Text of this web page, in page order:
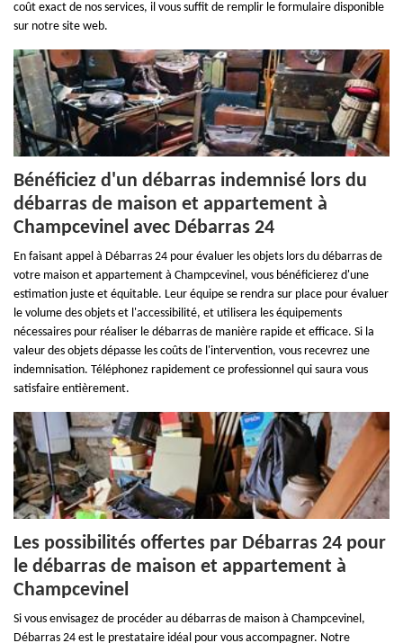
coût exact de nos services, il vous suffit de remplir le formulaire disponible
sur notre site web.
Bénéficiez d'un débarras indemnisé lors du
débarras de maison et appartement à
Champcevinel avec Débarras 24
En faisant appel à Débarras 24 pour évaluer les objets lors du débarras de
votre maison et appartement à Champcevinel, vous bénéficierez d'une
estimation juste et équitable. Leur équipe se rendra sur place pour évaluer
le volume des objets et l'accessibilité, et utilisera les équipements
nécessaires pour réaliser le débarras de manière rapide et efficace. Si la
valeur des objets dépasse les coûts de l'intervention, vous recevrez une
indemnisation. Téléphonez rapidement ce professionnel qui saura vous
satisfaire entièrement.
Les possibilités offertes par Débarras 24 pour
le débarras de maison et appartement à
Champcevinel
Si vous envisagez de procéder au débarras de maison à Champcevinel,
Débarras 24 est le prestataire idéal pour vous accompagner. Notre